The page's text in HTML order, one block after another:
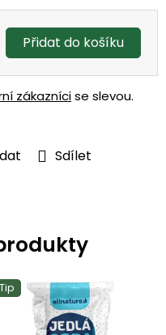
Sdílet
Přidat do košíku
zákaznícise slevou.
Tip